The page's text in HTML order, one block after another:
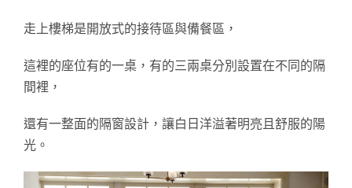
走上樓梯是開放式的接待區與備餐區，
這裡的座位有的一桌，有的三兩桌分別設置在不同的隔
間裡，
還有一整面的隔窗設計，讓白日洋溢著明亮且舒服的陽
光。